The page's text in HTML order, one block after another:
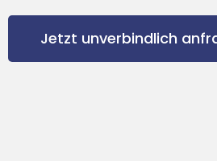
Jetzt unverbindlich